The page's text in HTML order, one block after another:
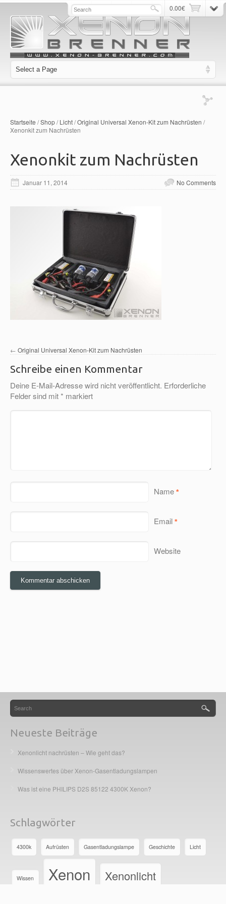
0.00€
Startseite /Shop/Licht/Original Universal Xenon-Kit zum Nachrüsten /
Xenonkit zum Nachrüsten
Xenonkit zum Nachrüsten
Januar 11, 2014 No Comments
← Original Universal Xenon-Kit zum Nachrüsten
Schreibe einen Kommentar
Deine E-Mail-Adresse wird nicht veröffentlicht. Erforderliche
Felder sind mit* markiert
Name *
Email *
Website
Neueste Beiträge
Xenonlicht nachrüsten – Wie geht das?
Wissenswertes über Xenon-Gasentladungslampen
Was ist eine PHILIPS D2S 85122 4300K Xenon?
Schlagwörter
4300k Aufrüsten Gasentladungslampe Geschichte Licht
Wissen Xenon Xenonlicht